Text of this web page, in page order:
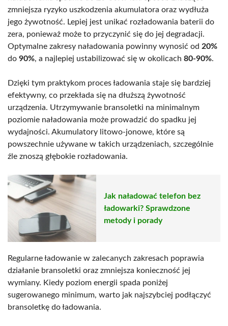
zmniejsza ryzyko uszkodzenia akumulatora oraz wydłuża
jego żywotność. Lepiej jest unikać rozładowania baterii do
zera, ponieważ może to przyczynić się do jej degradacji.
Optymalne zakresy naładowania powinny wynosić od 20%
do 90%, a najlepiej ustabilizować się w okolicach 80-90%.
Dzięki tym praktykom proces ładowania staje się bardziej
efektywny, co przekłada się na dłuższą żywotność
urządzenia. Utrzymywanie bransoletki na minimalnym
poziomie naładowania może prowadzić do spadku jej
wydajności. Akumulatory litowo-jonowe, które są
powszechnie używane w takich urządzeniach, szczególnie
źle znoszą głębokie rozładowania.
Jak naładować telefon bez
ładowarki? Sprawdzone
metody i porady
Regularne ładowanie w zalecanych zakresach poprawia
działanie bransoletki oraz zmniejsza konieczność jej
wymiany. Kiedy poziom energii spada poniżej
sugerowanego minimum, warto jak najszybciej podłączyć
bransoletkę do ładowania.